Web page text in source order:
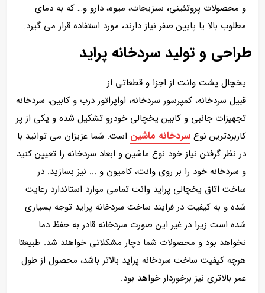
و محصولات پروتئینی، سبزیجات، میوه، دارو و… که به دمای
مطلوب بالا یا پایین صفر نیاز دارند، مورد استفاده قرار می گیرد.
طراحی و تولید سردخانه پراید
یخچال پشت وانت از اجزا و قطعاتی از
قبیل سردخانه، کمپرسور سردخانه، اواپراتور درب و کابین، سردخانه
تجهیزات جانبی و کابین یخچالی خودرو تشکیل شده و یکی از پر
کاربردترین نوع سردخانه ماشین است. شما عزیزان می توانید با
در نظر گرفتن نیاز خود نوع ماشین و ابعاد سردخانه را تعیین کنید
و سردخانه خود را بر روی وانت، کامیون و ... نیز بسازید. در
ساخت اتاق یخچالی پراید وانت تمامی موارد استاندارد رعایت
شده و به کیفیت در فرایند ساخت سردخانه پراید توجه بسیاری
شده است زیرا در غیر این صورت سردخانه قادر به حفظ دما
نخواهد بود و محصولات شما دچار مشکلاتی خواهند شد. طبیعتا
هرچه کیفیت ساخت سردخانه پراید بالاتر باشد، محصول از طول
عمر بالاتری نیز برخوردار خواهد بود.